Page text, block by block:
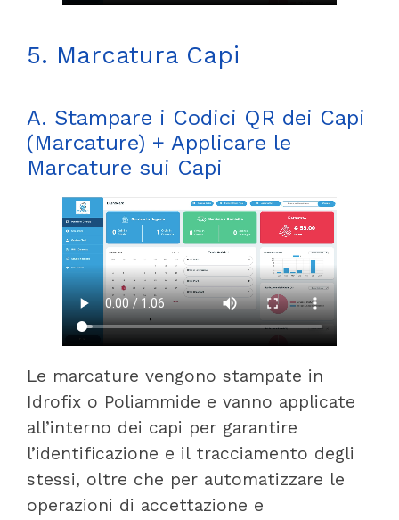
5. Marcatura Capi
A. Stampare i Codici QR dei Capi
(Marcature) + Applicare le
Marcature sui Capi
Le marcature vengono stampate in
Idrofix o Poliammide e vanno applicate
all’interno dei capi per garantire
l’identificazione e il tracciamento degli
stessi, oltre che per automatizzare le
operazioni di accettazione e